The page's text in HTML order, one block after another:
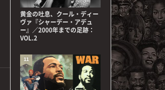
黄金の吐息、クール・ディー
ヴァ『シャーデー・アデュ
ー』／2000年までの足跡：
VOL.2
11